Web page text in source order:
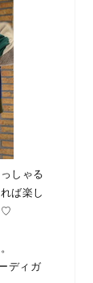
しゃる
ば楽し
♡
ディガ